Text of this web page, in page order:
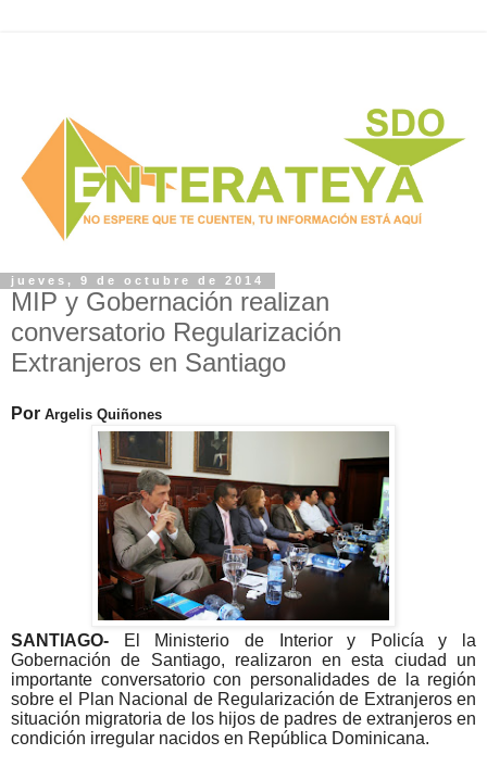
jueves, 9 de octubre de 2014
MIP y Gobernación realizan
conversatorio Regularización
Extranjeros en Santiago
Por Argelis Quiñones
SANTIAGO-
El Ministerio de Interior y Policía y la
Gobernación de Santiago, realizaron en esta ciudad un
importante conversatorio con personalidades de la región
sobre el Plan Nacional de Regularización de Extranjeros en
situación migratoria de los hijos de padres de extranjeros en
condición irregular nacidos en República Dominicana.